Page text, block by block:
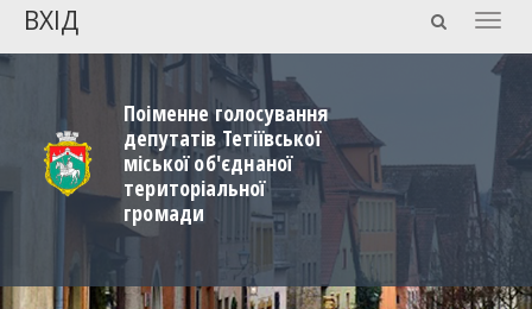
ВХІД
Поіменне голосування
депутатів Тетіївської
міської об'єднаної
територіальної
громади